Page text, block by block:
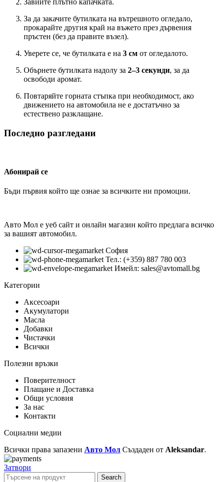
Завийте плътно капачката.
За да закачите бутилката на вътрешното огледало,
прокарайте другия край на въжето през дървения
пръстен (без да правите възел).
Уверете се, че бутилката е на 3 см от огледалото.
Обърнете бутилката надолу за 2–3 секунди, за да
освободи аромат.
Повтаряйте горната стъпка при необходимост, ако
движението на автомобила не е достатъчно за
естествено разклащане.
Последно разгледани
Абонирай се
Бъди първия който ще ознае за всичките ни промоции.
Авто Мол е уеб сайт и онлайн магазин който предлага всичко
за вашият автомобил.
София
Тел.: (+359) 887 780 003
Имейл: sales@avtomall.bg
Категории
Аксесоари
Акумулатори
Масла
Добавки
Чистачки
Всички
Полезни връзки
Поверителност
Плащане и Доставка
Общи условия
За нас
Контакти
Социални медии
Всички права запазени Авто Мол Създаден от Aleksandar.
Затвори
Search